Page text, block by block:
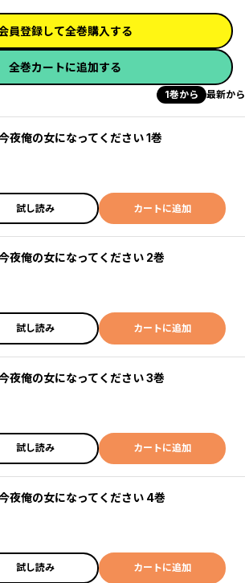
員登録して全巻購入する
全巻カートに追加する
1巻から 最新から
夜俺の女になってください 1巻
試し読み カートに追加
夜俺の女になってください 2巻
試し読み カートに追加
夜俺の女になってください 3巻
試し読み カートに追加
夜俺の女になってください 4巻
試し読み カートに追加